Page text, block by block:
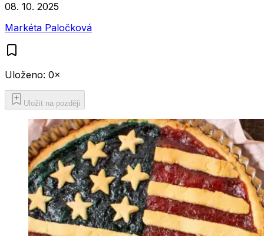
08. 10. 2025
Markéta Paločková
Uloženo: 0×
Uložit na později